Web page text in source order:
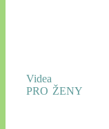
Videa
PRO ŽENY